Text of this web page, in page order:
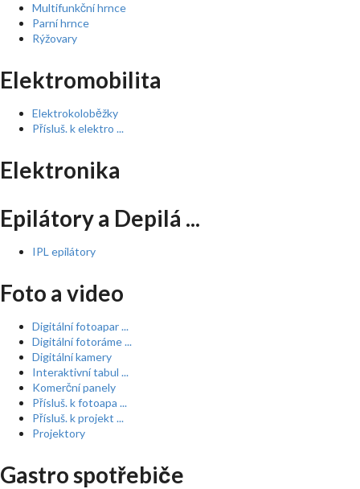
Multifunkční hrnce
Parní hrnce
Rýžovary
Elektromobilita
Elektrokoloběžky
Přísluš. k elektro ...
Elektronika
Epilátory a Depilá ...
IPL epilátory
Foto a video
Digitální fotoapar ...
Digitální fotoráme ...
Digitální kamery
Interaktivní tabul ...
Komerční panely
Přísluš. k fotoapa ...
Přísluš. k projekt ...
Projektory
Gastro spotřebiče